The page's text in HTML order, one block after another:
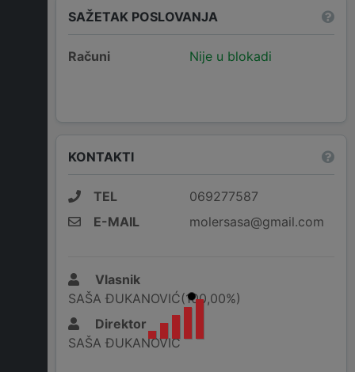
SAŽETAK POSLOVANJA
Računi Nije u blokadi
KONTAKTI
TEL
069277587
E-MAIL
molersasa@gmail.com
Vlasnik
SAŠA ĐUKANOVIĆ(100,00%)
Direktor
SAŠA ĐUKANOVIĆ